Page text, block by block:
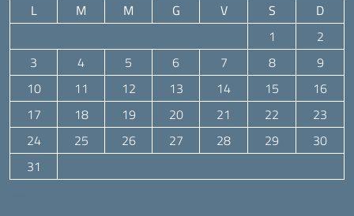
L M M G V S
D
1
2
3
4 5 6 7 8
9
10
11 12 13 14 15
16
17
18 19 20 21 22
23
24
25 26 27 28 29
30
31